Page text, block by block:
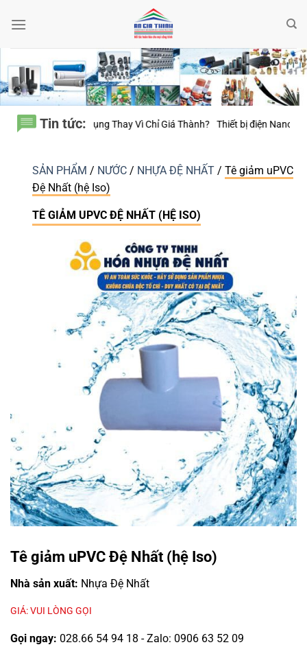
qua
Tin tức:
Dụng Thay Vì Chỉ Giá Thành? Thiết bị điện Nanoco – Vì sao những
SẢN PHẨM / NƯỚC / NHỰA ĐỆ NHẤT / Tê giảm uPVC
Đệ Nhất (hệ Iso)
TÊ GIẢM UPVC ĐỆ NHẤT (HỆ ISO)
Tê giảm uPVC Đệ Nhất (hệ Iso)
Nhà sản xuất: Nhựa Đệ Nhất
GIÁ: VUI LÒNG GỌI
Gọi ngay: 028.66 54 94 18 - Zalo: 0906 63 52 09